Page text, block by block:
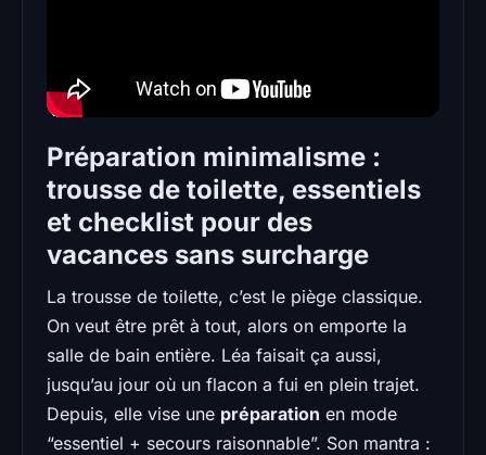
Préparation minimalisme :
trousse de toilette, essentiels
et checklist pour des
vacances sans surcharge
La trousse de toilette, c’est le piège classique.
On veut être prêt à tout, alors on emporte la
salle de bain entière. Léa faisait ça aussi,
jusqu’au jour où un flacon a fui en plein trajet.
Depuis, elle vise une préparation en mode
“essentiel + secours raisonnable”. Son mantra :